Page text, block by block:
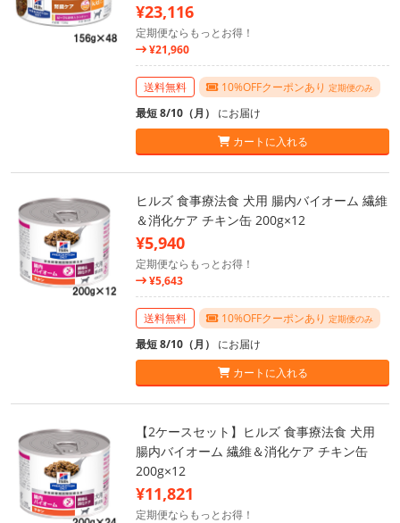
¥23,116
定期便ならもっとお得！
¥21,960
送料無料 10%OFFクーポンあり 定期便のみ
最短 8/10（月） にお届け
カートに入れる
ヒルズ 食事療法食 犬用 腸内バイオーム 繊維
＆消化ケア チキン缶 200g×12
¥5,940
定期便ならもっとお得！
¥5,643
送料無料 10%OFFクーポンあり 定期便のみ
最短 8/10（月） にお届け
カートに入れる
【2ケースセット】ヒルズ 食事療法食 犬用
腸内バイオーム 繊維＆消化ケア チキン缶
200g×12
¥11,821
定期便ならもっとお得！